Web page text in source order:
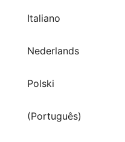
Italiano
Nederlands
Polski
(Português)